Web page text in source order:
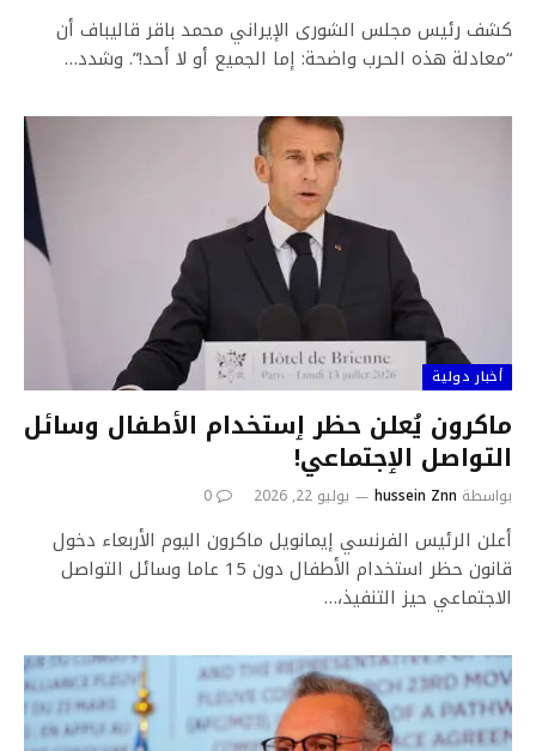
كشف رئيس مجلس الشورى الإيراني محمد باقر قاليباف أن
“معادلة هذه الحرب واضحة: إما الجميع أو لا أحد!”. وشدد…
أخبار دولية
ماكرون يُعلن حظر ٳستخدام الأطفال وسائل
التواصل الٳجتماعي!
بواسطة hussein Znn يوليو 22, 2026 0
أعلن الرئيس الفرنسي إيمانويل ماكرون اليوم الأربعاء دخول
قانون حظر استخدام الأطفال دون 15 عاما وسائل التواصل
الاجتماعي حيز التنفيذ،…